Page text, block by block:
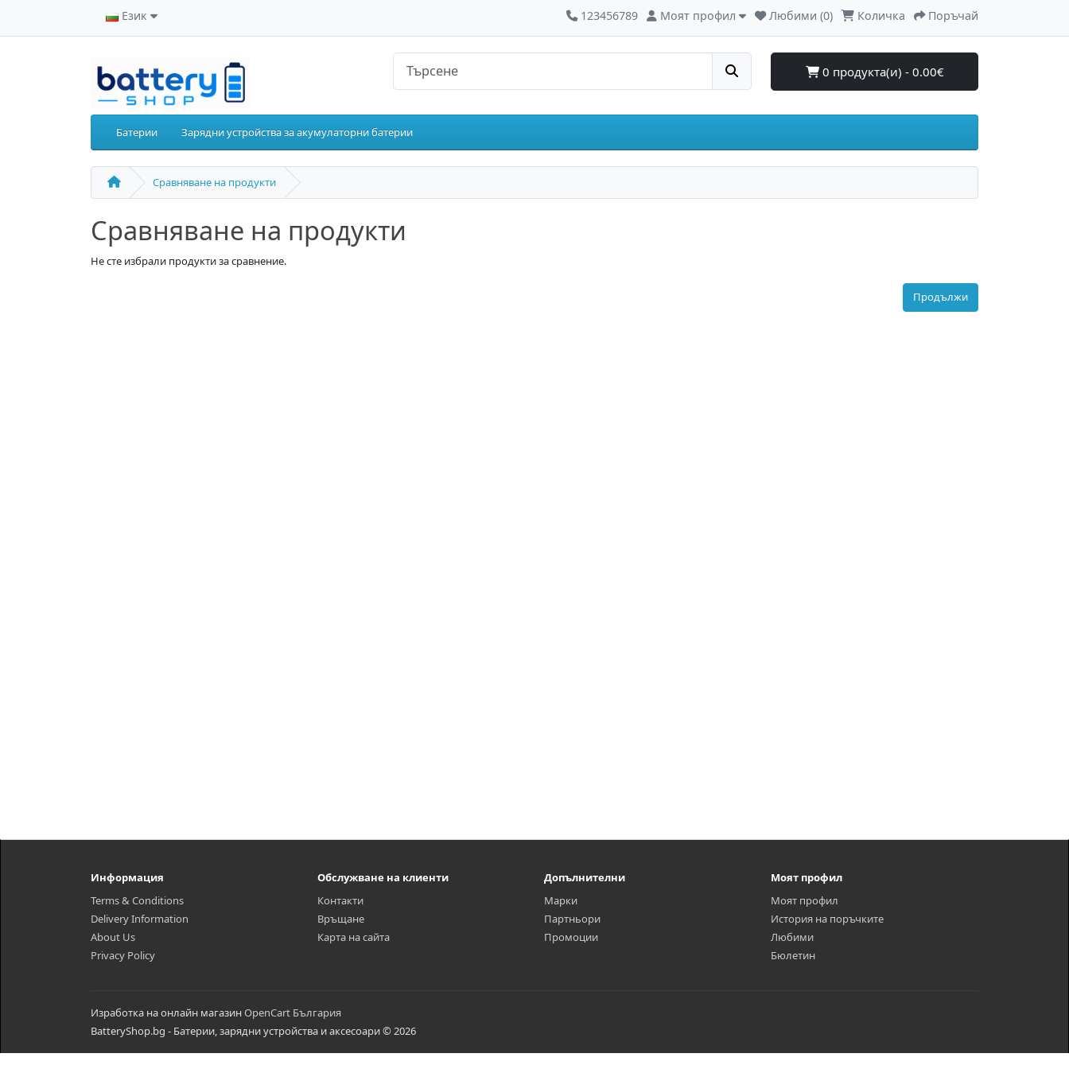
Език 123456789 Моят профил Любими (0) Количка Поръчай
0 продукта(и) - 0.00€
Батерии Зарядни устройства за акумулаторни батерии
Сравняване на продукти
Сравняване на продукти
Не сте избрали продукти за сравнение.
Продължи
Информация
Terms & Conditions
Delivery Information
About Us
Privacy Policy
Обслужване на клиенти
Контакти
Връщане
Карта на сайта
Допълнителни
Марки
Партньори
Промоции
Моят профил
Моят профил
История на поръчките
Любими
Бюлетин
Изработка на онлайн магазинOpenCart България
BatteryShop.bg - Батерии, зарядни устройства и аксесоари © 2026